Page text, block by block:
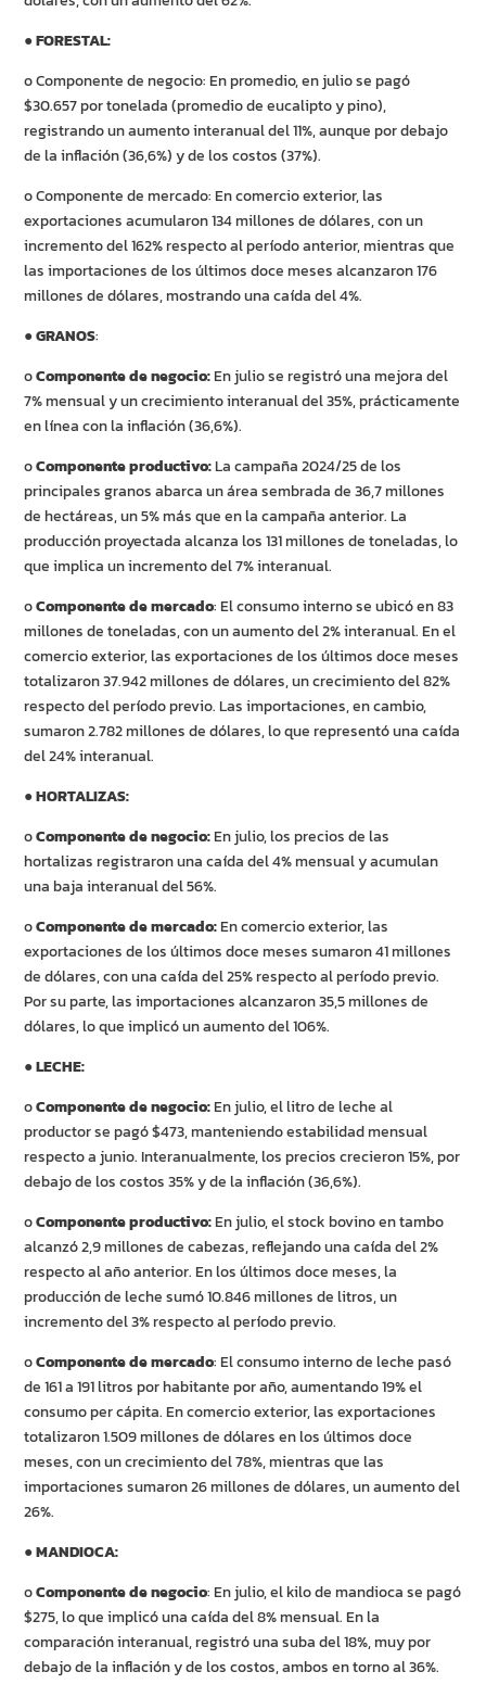
●FORESTAL:
o Componente de negocio: En promedio, en julio se pagó
$30.657 por tonelada (promedio de eucalipto y pino),
registrando un aumento interanual del 11%, aunque por debajo
de la inflación (36,6%) y de los costos (37%).
o Componente de mercado: En comercio exterior, las
exportaciones acumularon 134 millones de dólares, con un
incremento del 162% respecto al período anterior, mientras que
las importaciones de los últimos doce meses alcanzaron 176
millones de dólares, mostrando una caída del 4%.
●GRANOS:
oComponente de negocio:En julio se registró una mejora del
7% mensual y un crecimiento interanual del 35%, prácticamente
en línea con la inflación (36,6%).
oComponente productivo:La campaña 2024/25 de los
principales granos abarca un área sembrada de 36,7 millones
de hectáreas, un 5% más que en la campaña anterior. La
producción proyectada alcanza los 131 millones de toneladas, lo
que implica un incremento del 7% interanual.
oComponente de mercado: El consumo interno se ubicó en 83
millones de toneladas, con un aumento del 2% interanual. En el
comercio exterior, las exportaciones de los últimos doce meses
totalizaron 37.942 millones de dólares, un crecimiento del 82%
respecto del período previo. Las importaciones, en cambio,
sumaron 2.782 millones de dólares, lo que representó una caída
del 24% interanual.
●HORTALIZAS:
oComponente de negocio:En julio, los precios de las
hortalizas registraron una caída del 4% mensual y acumulan
una baja interanual del 56%.
oComponente de mercado:En comercio exterior, las
exportaciones de los últimos doce meses sumaron 41 millones
de dólares, con una caída del 25% respecto al período previo.
Por su parte, las importaciones alcanzaron 35,5 millones de
dólares, lo que implicó un aumento del 106%.
●LECHE:
oComponente de negocio:En julio, el litro de leche al
productor se pagó $473, manteniendo estabilidad mensual
respecto a junio. Interanualmente, los precios crecieron 15%, por
debajo de los costos 35% y de la inflación (36,6%).
oComponente productivo:En julio, el stock bovino en tambo
alcanzó 2,9 millones de cabezas, reflejando una caída del 2%
respecto al año anterior. En los últimos doce meses, la
producción de leche sumó 10.846 millones de litros, un
incremento del 3% respecto al período previo.
oComponente de mercado: El consumo interno de leche pasó
de 161 a 191 litros por habitante por año, aumentando 19% el
consumo per cápita. En comercio exterior, las exportaciones
totalizaron 1.509 millones de dólares en los últimos doce
meses, con un crecimiento del 78%, mientras que las
importaciones sumaron 26 millones de dólares, un aumento del
26%.
●MANDIOCA:
oComponente de negocio: En julio, el kilo de mandioca se pagó
$275, lo que implicó una caída del 8% mensual. En la
comparación interanual, registró una suba del 18%, muy por
debajo de la inflación y de los costos, ambos en torno al 36%.